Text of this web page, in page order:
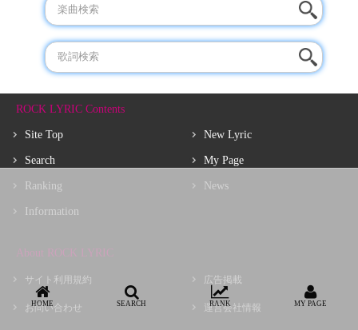
ROCK LYRIC Contents
Site Top
Search
Ranking
Information
New Lyric
My Page
News
About ROCK LYRIC
サイト利用規約
お問い合わせ
広告掲載
運営会社情報
HOME SEARCH RANK MY PAGE